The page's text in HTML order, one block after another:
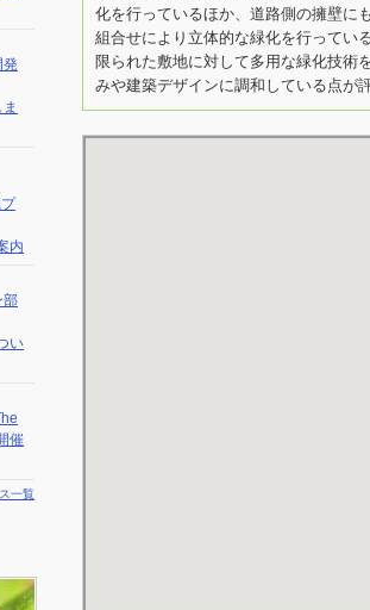
化を行っているほか、道路側の擁壁に
組合せにより立体的な緑化を行っている
限られた敷地に対して多用な緑化技術
みや建築デザインに調和している点が
内
部
い
催
一覧